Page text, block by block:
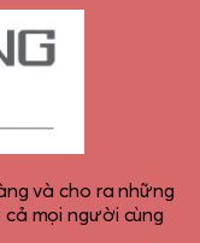
và cho ra những
mọi người cùng